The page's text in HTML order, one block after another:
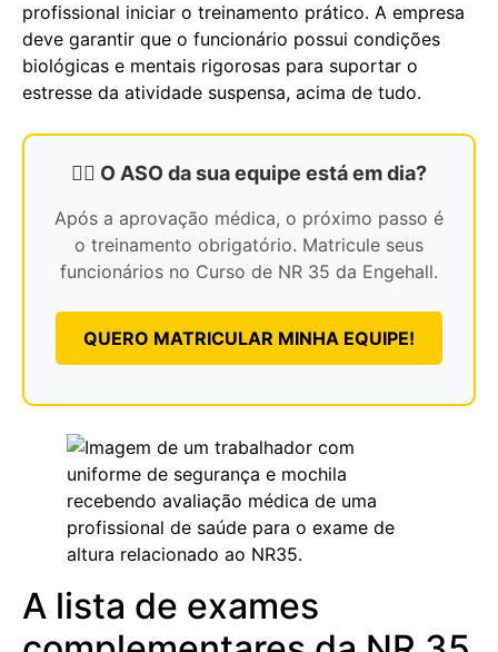
profissional iniciar o treinamento prático. A empresa
deve garantir que o funcionário possui condições
biológicas e mentais rigorosas para suportar o
estresse da atividade suspensa, acima de tudo.
🧗‍♂️ O ASO da sua equipe está em dia?
Após a aprovação médica, o próximo passo é
o treinamento obrigatório. Matricule seus
funcionários no Curso de NR 35 da Engehall.
QUERO MATRICULAR MINHA EQUIPE!
A lista de exames